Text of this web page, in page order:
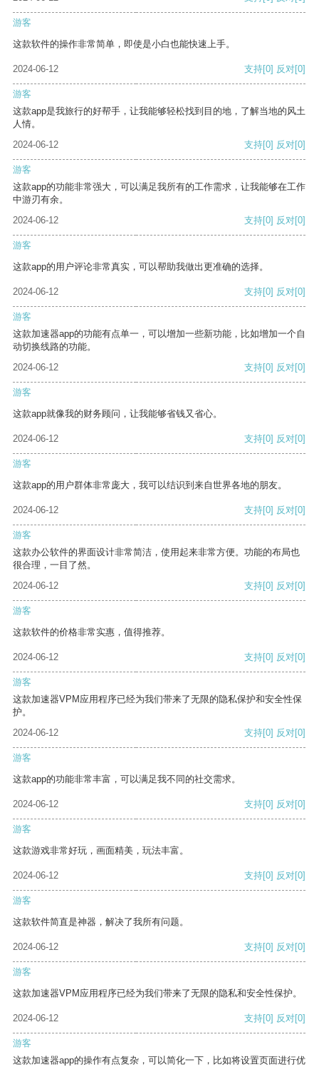
游客
这款软件的操作非常简单，即使是小白也能快速上手。
2024-06-12 支持[0] 反对[0]
游客
这款app是我旅行的好帮手，让我能够轻松找到目的地，了解当地的风土
人情。
2024-06-12
支持[0] 反对[0]
游客
这款app的功能非常强大，可以满足我所有的工作需求，让我能够在工作
中游刃有余。
2024-06-12
支持[0] 反对[0]
游客
这款app的用户评论非常真实，可以帮助我做出更准确的选择。
2024-06-12 支持[0] 反对[0]
游客
这款加速器app的功能有点单一，可以增加一些新功能，比如增加一个自
动切换线路的功能。
2024-06-12
支持[0] 反对[0]
游客
这款app就像我的财务顾问，让我能够省钱又省心。
2024-06-12 支持[0] 反对[0]
游客
这款app的用户群体非常庞大，我可以结识到来自世界各地的朋友。
2024-06-12 支持[0] 反对[0]
游客
这款办公软件的界面设计非常简洁，使用起来非常方便。功能的布局也
很合理，一目了然。
2024-06-12
支持[0] 反对[0]
游客
这款软件的价格非常实惠，值得推荐。
2024-06-12 支持[0] 反对[0]
游客
这款加速器VPM应用程序已经为我们带来了无限的隐私保护和安全性保
护。
2024-06-12
支持[0] 反对[0]
游客
这款app的功能非常丰富，可以满足我不同的社交需求。
2024-06-12 支持[0] 反对[0]
游客
这款游戏非常好玩，画面精美，玩法丰富。
2024-06-12 支持[0] 反对[0]
游客
这款软件简直是神器，解决了我所有问题。
2024-06-12 支持[0] 反对[0]
游客
这款加速器VPM应用程序已经为我们带来了无限的隐私和安全性保护。
2024-06-12 支持[0] 反对[0]
游客
这款加速器app的操作有点复杂，可以简化一下，比如将设置页面进行优